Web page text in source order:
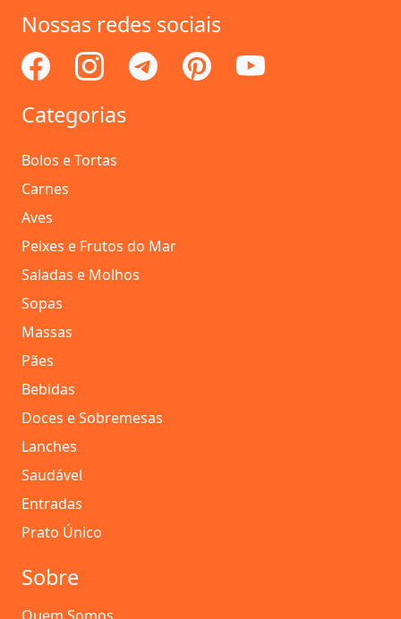
Nossas redes sociais
Categorias
Bolos e Tortas
Carnes
Aves
Peixes e Frutos do Mar
Saladas e Molhos
Sopas
Massas
Pães
Bebidas
Doces e Sobremesas
Lanches
Saudável
Entradas
Prato Único
Sobre